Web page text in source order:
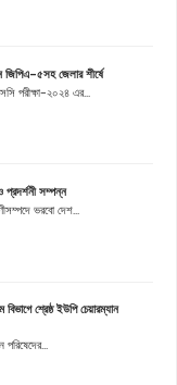
৫সহ জেলার শীর্ষে
পরীক্ষা-২০২৪ এর...
প্রদর্শনী সম্পন্ন
ভরবো দেশ...
শ্রেষ্ঠ ইউপি চেয়ারম্যান
পরিষেদের...